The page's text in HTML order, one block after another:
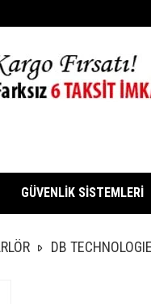
GÜVENLİK SİSTEMLERİ
DB